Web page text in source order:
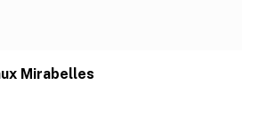
Mirabelles